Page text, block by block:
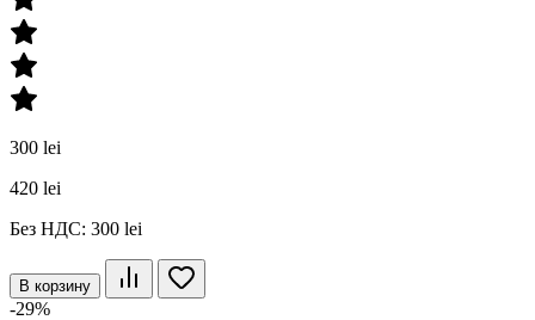
300 lei
420 lei
Без НДС: 300 lei
В корзину
-29%